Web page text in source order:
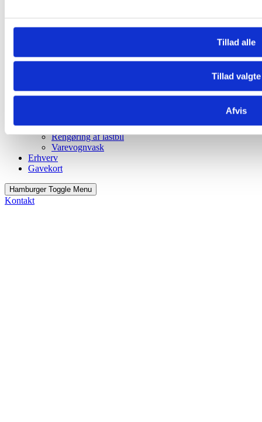
Tillad alle
Tillad valgte
Afvis
Rabat & fordels klub
Bilrengøring
Rengøring af lastbil
Varevognvask
Erhverv
Gavekort
Hamburger Toggle Menu
Kontakt